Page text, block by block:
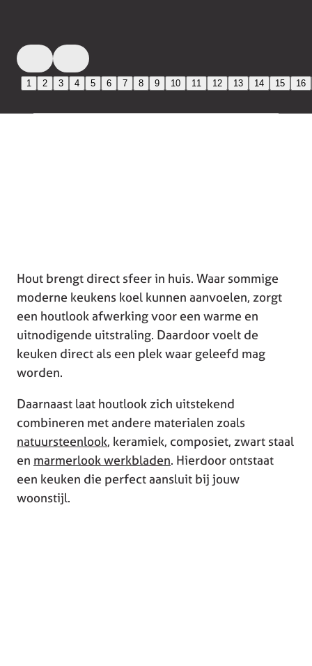
1 2 3 4 5 6 7 8 9 10 11 12 13 14 15 16
Hout brengt direct sfeer in huis. Waar sommige
moderne keukens koel kunnen aanvoelen, zorgt
een houtlook afwerking voor een warme en
uitnodigende uitstraling. Daardoor voelt de
keuken direct als een plek waar geleefd mag
worden.
Daarnaast laat houtlook zich uitstekend
combineren met andere materialen zoals
natuursteenlook, keramiek, composiet, zwart staal
en marmerlook werkbladen. Hierdoor ontstaat
een keuken die perfect aansluit bij jouw
woonstijl.